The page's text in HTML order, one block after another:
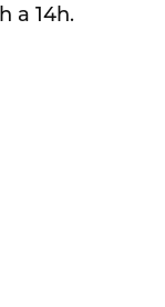
a 14h.